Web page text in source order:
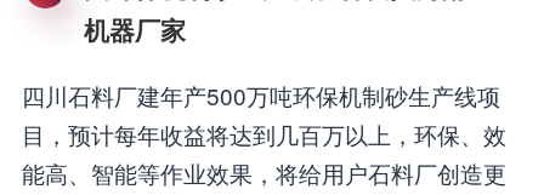
机器厂家
四川石料厂建年产500万吨环保机制砂生产线项
目，预计每年收益将达到几百万以上，环保、效
能高、智能等作业效果，将给用户石料厂创造更